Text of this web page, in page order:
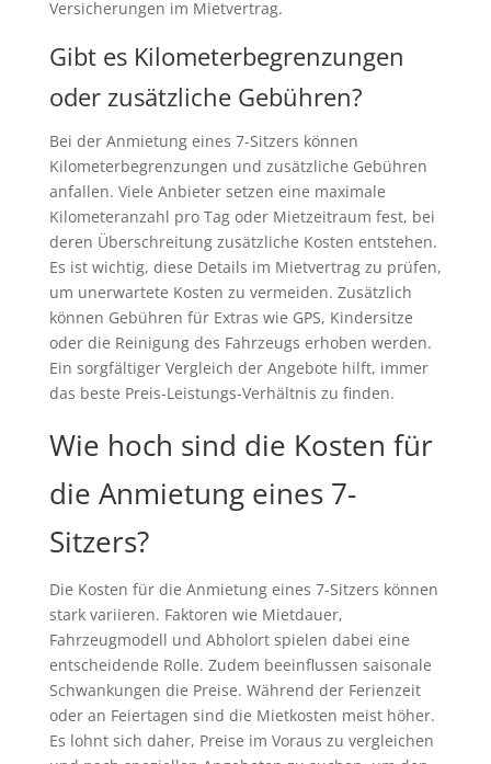
Versicherungen im Mietvertrag.
Gibt es Kilometerbegrenzungen
oder zusätzliche Gebühren?
Bei der Anmietung eines 7-Sitzers können
Kilometerbegrenzungen und zusätzliche Gebühren
anfallen. Viele Anbieter setzen eine maximale
Kilometeranzahl pro Tag oder Mietzeitraum fest, bei
deren Überschreitung zusätzliche Kosten entstehen.
Es ist wichtig, diese Details im Mietvertrag zu prüfen,
um unerwartete Kosten zu vermeiden. Zusätzlich
können Gebühren für Extras wie GPS, Kindersitze
oder die Reinigung des Fahrzeugs erhoben werden.
Ein sorgfältiger Vergleich der Angebote hilft, immer
das beste Preis-Leistungs-Verhältnis zu finden.
Wie hoch sind die Kosten für
die Anmietung eines 7-
Sitzers?
Die Kosten für die Anmietung eines 7-Sitzers können
stark variieren. Faktoren wie Mietdauer,
Fahrzeugmodell und Abholort spielen dabei eine
entscheidende Rolle. Zudem beeinflussen saisonale
Schwankungen die Preise. Während der Ferienzeit
oder an Feiertagen sind die Mietkosten meist höher.
Es lohnt sich daher, Preise im Voraus zu vergleichen